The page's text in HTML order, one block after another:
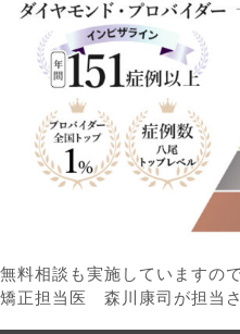
無料相談も実施していますの
矯正担当医 森川康司が担当さ